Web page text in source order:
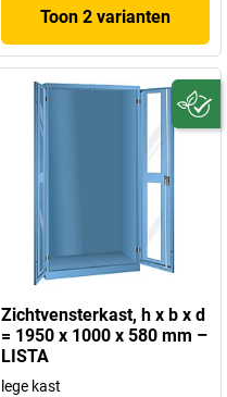
Toon 2 varianten
Zichtvensterkast, h x b x d
= 1950 x 1000 x 580 mm –
LISTA
lege kast